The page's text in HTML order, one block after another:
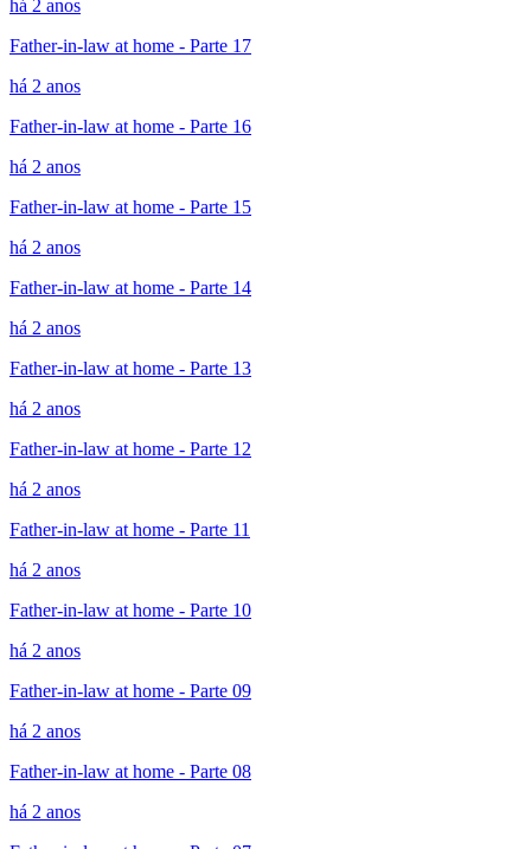
há 2 anos
Father-in-law at home - Parte 17
há 2 anos
Father-in-law at home - Parte 16
há 2 anos
Father-in-law at home - Parte 15
há 2 anos
Father-in-law at home - Parte 14
há 2 anos
Father-in-law at home - Parte 13
há 2 anos
Father-in-law at home - Parte 12
há 2 anos
Father-in-law at home - Parte 11
há 2 anos
Father-in-law at home - Parte 10
há 2 anos
Father-in-law at home - Parte 09
há 2 anos
Father-in-law at home - Parte 08
há 2 anos